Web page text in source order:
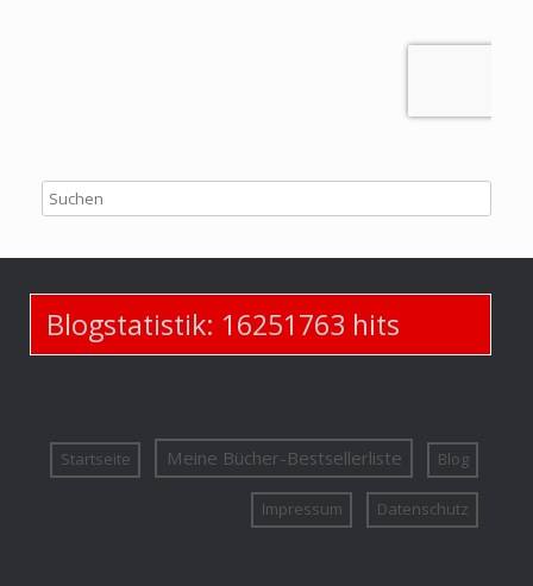
Blogstatistik: 16251763 hits
Startseite Meine Bücher-Bestsellerliste Blog
Impressum Datenschutz